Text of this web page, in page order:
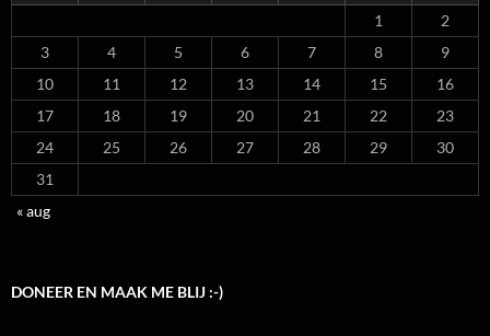
1
2
3
4 5 6 7 8
9
10
11 12 13 14 15
16
17
18 19 20 21 22
23
24
25 26 27 28 29
30
31
« aug
DONEER EN MAAK ME BLIJ :-)